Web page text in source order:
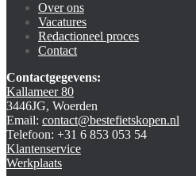
Over ons
Vacatures
Redactioneel proces
Contact
Contactgegevens:
Kallameer 80
3446JG, Woerden
Email: contact@bestefietskopen.nl
Telefoon: +31 6 853 053 54
Klantenservice
Werkplaats